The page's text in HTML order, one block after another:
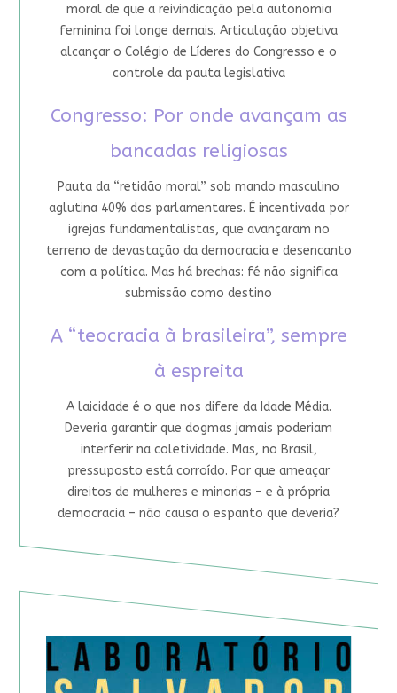
moral de que a reivindicação pela autonomia
feminina foi longe demais. Articulação objetiva
alcançar o Colégio de Líderes do Congresso e o
controle da pauta legislativa
Congresso: Por onde avançam as
bancadas religiosas
Pauta da “retidão moral” sob mando masculino
aglutina 40% dos parlamentares. É incentivada por
igrejas fundamentalistas, que avançaram no
terreno de devastação da democracia e desencanto
com a política. Mas há brechas: fé não significa
submissão como destino
A “teocracia à brasileira”, sempre
à espreita
A laicidade é o que nos difere da Idade Média.
Deveria garantir que dogmas jamais poderiam
interferir na coletividade. Mas, no Brasil,
pressuposto está corroído. Por que ameaçar
direitos de mulheres e minorias – e à própria
democracia – não causa o espanto que deveria?